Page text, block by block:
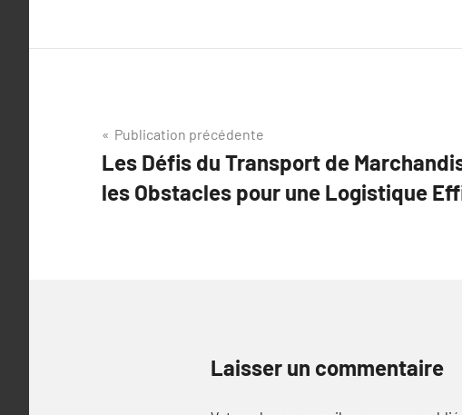
Navigation
de
l’article
Publication précédente
Les Défis du Transport de
les Obstacles pour une Logistique
Laisser un commentaire